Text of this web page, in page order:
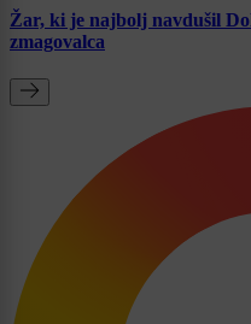
Žar, ki je najbolj navdušil
zmagovalca